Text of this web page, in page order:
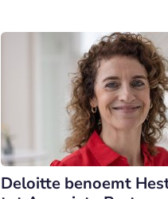
Deloitte benoemt